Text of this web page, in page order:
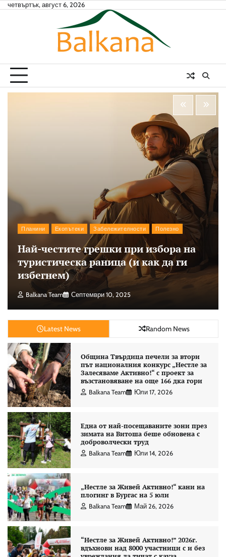
Skipчетвъртък, август 6, 2026
Планини Екопътеки Забележителности Полезно
Най-честите грешки при избора на
туристическа раница (и как да ги
избегнем)
Balkana Team Септември 10, 2025
Latest News Random News
Община Твърдица печели за втори
път националния конкурс „Нестле за
Залесяваме Активно!“ с проект за
възстановяване на още 166 дка гори
Balkana Team Юли 17, 2026
Една от най-посещаваните зони през
зимата на Витоша беше обновена с
доброволчески труд
Balkana Team Юли 14, 2026
„Нестле за Живей Активно!“ кани на
плогинг в Бургас на 5 юли
Balkana Team Май 26, 2026
“Нестле за Живей Aктивно!” 2026г.
вдъхнови над 8000 участници с и без